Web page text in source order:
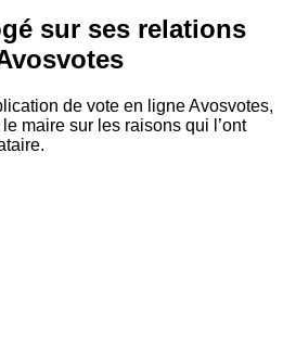
sur ses relations
de vote en ligne Avosvotes,
maire sur les raisons qui l’ont